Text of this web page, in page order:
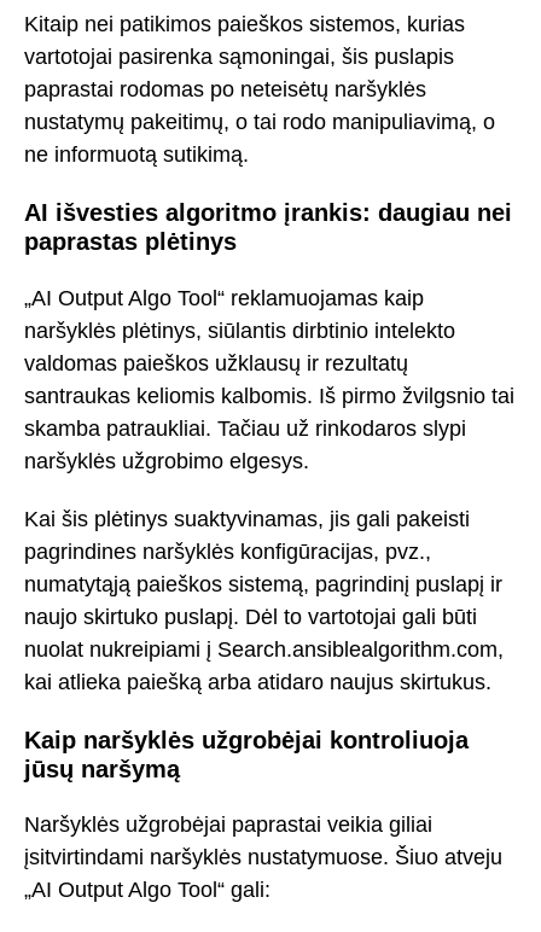
Kitaip nei patikimos paieškos sistemos, kurias
vartotojai pasirenka sąmoningai, šis puslapis
paprastai rodomas po neteisėtų naršyklės
nustatymų pakeitimų, o tai rodo manipuliavimą, o
ne informuotą sutikimą.
AI išvesties algoritmo įrankis: daugiau nei
paprastas plėtinys
„AI Output Algo Tool“ reklamuojamas kaip
naršyklės plėtinys, siūlantis dirbtinio intelekto
valdomas paieškos užklausų ir rezultatų
santraukas keliomis kalbomis. Iš pirmo žvilgsnio tai
skamba patraukliai. Tačiau už rinkodaros slypi
naršyklės užgrobimo elgesys.
Kai šis plėtinys suaktyvinamas, jis gali pakeisti
pagrindines naršyklės konfigūracijas, pvz.,
numatytąją paieškos sistemą, pagrindinį puslapį ir
naujo skirtuko puslapį. Dėl to vartotojai gali būti
nuolat nukreipiami į Search.ansiblealgorithm.com,
kai atlieka paiešką arba atidaro naujus skirtukus.
Kaip naršyklės užgrobėjai kontroliuoja
jūsų naršymą
Naršyklės užgrobėjai paprastai veikia giliai
įsitvirtindami naršyklės nustatymuose. Šiuo atveju
„AI Output Algo Tool“ gali: